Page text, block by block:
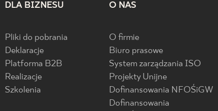
DLA BIZNESU
Pliki do pobrania
Deklaracje
Platforma B2B
Realizacje
Szkolenia
O NAS
O firmie
Biuro prasowe
System zarządzania ISO
Projekty Unijne
Dofinansowania NFOŚiGW
Dofinansowania